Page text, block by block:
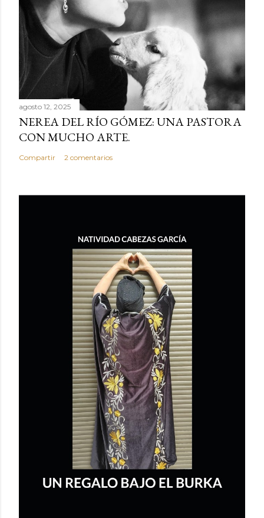
agosto 12, 2025
NEREA DEL RÍO GÓMEZ: UNA PASTORA
CON MUCHO ARTE.
Compartir 2 comentarios